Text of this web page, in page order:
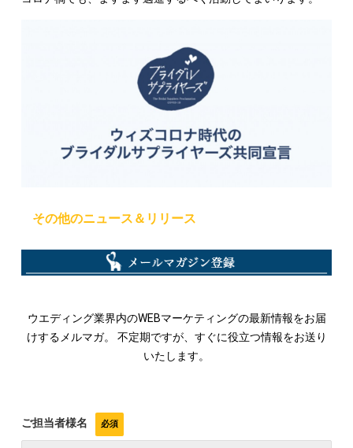
その他のニュース＆リリース
ウエディング業界内のWEBマーケティングの最新情報をお届
けするメルマガ。 不定期ですが、すぐに役立つ情報をお送り
いたします。
ご担当者様名